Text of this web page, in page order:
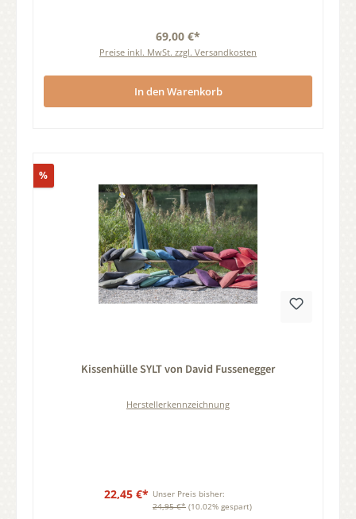
69,00 €*
Preise inkl. MwSt. zzgl. Versandkosten
In den Warenkorb
%Rabatt
Kissenhülle SYLT von David Fussenegger
Herstellerkennzeichnung
22,45 €* Unser Preis bisher:
24,95 €* (10.02% gespart)